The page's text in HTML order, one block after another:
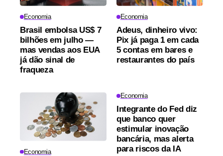
Economia
Brasil embolsa US$ 7
bilhões em julho —
mas vendas aos EUA
já dão sinal de
fraqueza
Economia
Adeus, dinheiro vivo:
Pix já paga 1 em cada
5 contas em bares e
restaurantes do país
Economia
Economia
Integrante do Fed diz
que banco quer
estimular inovação
bancária, mas alerta
para riscos da IA